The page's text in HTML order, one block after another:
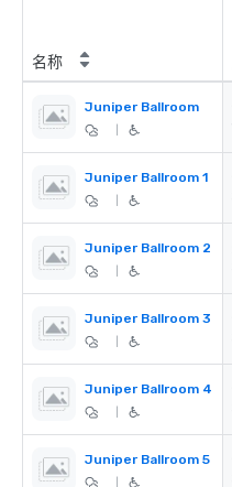
名称
Juniper Ballroom
Juniper Ballroom 1
Juniper Ballroom 2
Juniper Ballroom 3
Juniper Ballroom 4
Juniper Ballroom 5